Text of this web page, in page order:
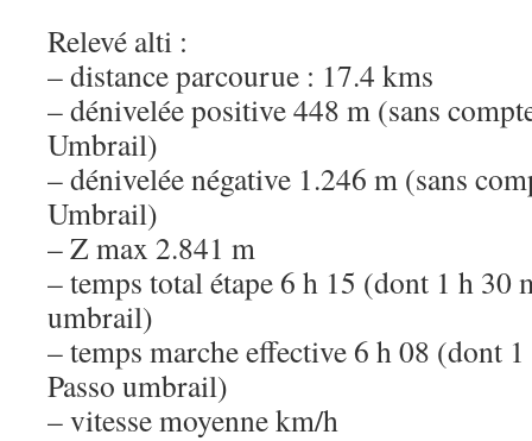
Relevé alti :
– distance parcourue : 17.4 kms
– dénivelée positive 448 m (sans
Umbrail)
– dénivelée négative 1.246 m (sans
Umbrail)
– Z max 2.841 m
– temps total étape 6 h 15 (dont 1 h 30
umbrail)
– temps marche effective 6 h 08 (dont
Passo umbrail)
– vitesse moyenne km/h